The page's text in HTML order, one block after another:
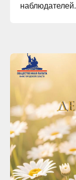
наблюдателей.